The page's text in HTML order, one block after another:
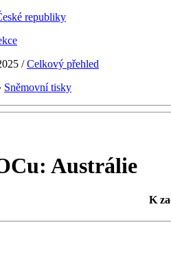
/Celkový přehled
Sněmovní tisky
Austrálie
K